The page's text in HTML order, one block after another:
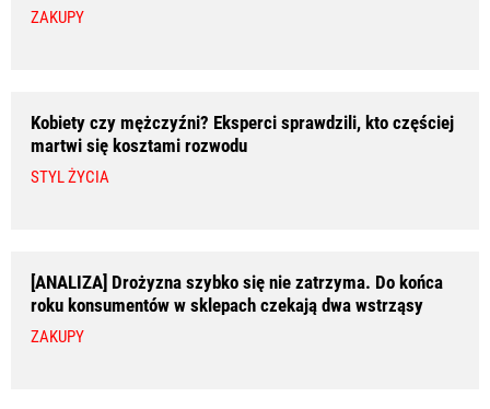
ZAKUPY
Kobiety czy mężczyźni? Eksperci sprawdzili, kto częściej
martwi się kosztami rozwodu
STYL ŻYCIA
[ANALIZA] Drożyzna szybko się nie zatrzyma. Do końca
roku konsumentów w sklepach czekają dwa wstrząsy
ZAKUPY